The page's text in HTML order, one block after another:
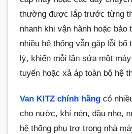
thường được lắp trước từng
nhanh khi vận hành hoặc bảo
nhiều hệ thống vẫn gặp lỗi
lý, khiến mỗi lần sửa một
tuyến hoặc xả áp toàn bộ hệ
Van KITZ chính hãngcó
cho nước, khí nén, dầu nhẹ,
hệ thống phụ trợ trong nhà